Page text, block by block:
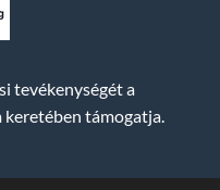
tevékenységét a
keretében támogatja.